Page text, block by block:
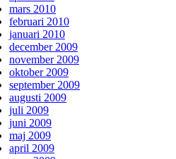
mars 2010
februari 2010
januari 2010
december 2009
november 2009
oktober 2009
september 2009
augusti 2009
juli 2009
juni 2009
maj 2009
april 2009